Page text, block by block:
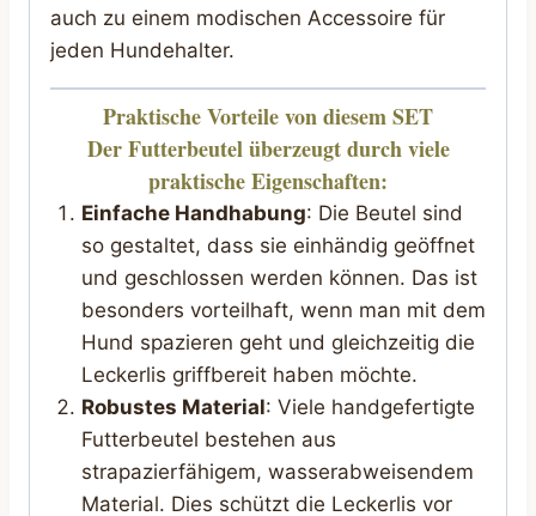
auch zu einem modischen Accessoire für
jeden Hundehalter.
Praktische Vorteile von diesem SET
DerFutterbeutelüberzeugt durch viele
praktische Eigenschaften:
Einfache Handhabung: Die Beutel sind
so gestaltet, dass sie einhändig geöffnet
und geschlossen werden können. Das ist
besonders vorteilhaft, wenn man mit dem
Hund spazieren geht und gleichzeitig die
Leckerlis griffbereit haben möchte.
Robustes Material: Viele handgefertigte
Futterbeutel bestehen aus
strapazierfähigem, wasserabweisendem
Material. Dies schützt die Leckerlis vor